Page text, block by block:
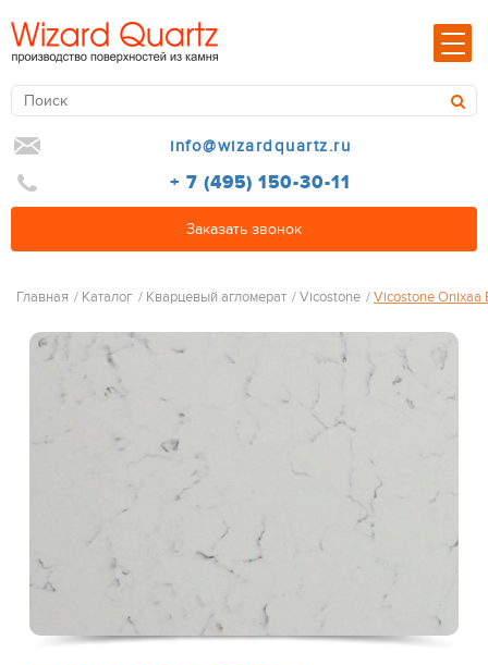
info@wizardquartz.ru
+ 7 (495) 150-30-11
Заказать звонок
Главная / Каталог / Кварцевый агломерат /Vicostone /Vicostone Onixaa